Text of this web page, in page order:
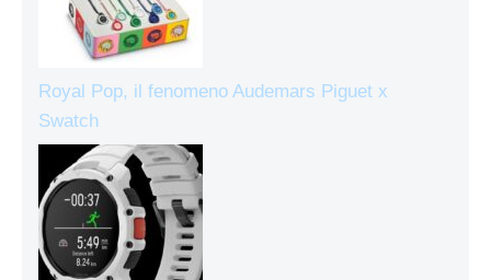
Royal Pop, il fenomeno Audemars Piguet x
Swatch